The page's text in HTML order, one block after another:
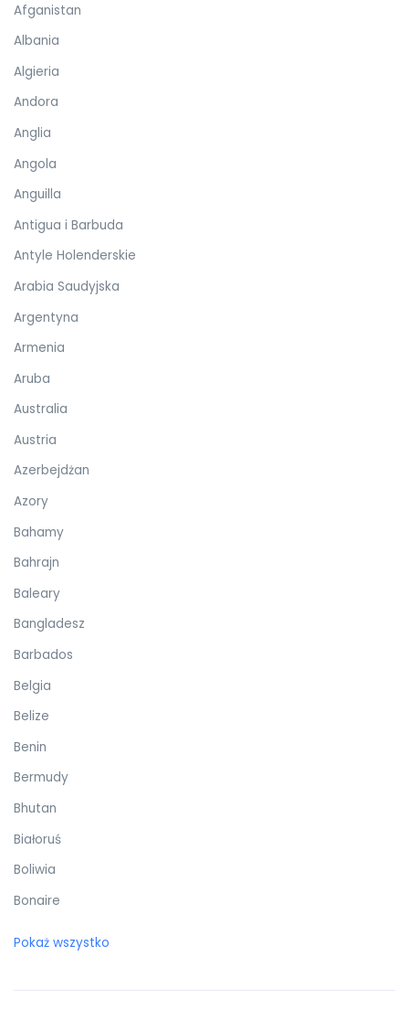
Afganistan
Albania
Algieria
Andora
Anglia
Angola
Anguilla
Antigua i Barbuda
Antyle Holenderskie
Arabia Saudyjska
Argentyna
Armenia
Aruba
Australia
Austria
Azerbejdżan
Azory
Bahamy
Bahrajn
Baleary
Bangladesz
Barbados
Belgia
Belize
Benin
Bermudy
Bhutan
Białoruś
Boliwia
Bonaire
Brazylia
Pokaż wszystko